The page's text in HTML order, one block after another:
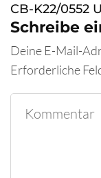
CB-K22/0552
Schreibe
Deine E-Mail-
Erforderliche